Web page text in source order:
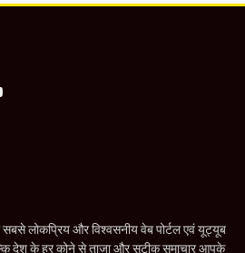
सबसे लोकप्रिय और विश्वसनीय वेब पोर्टल एवं यूट्यूब
देश के हर कोने से ताजा और सटीक समाचार आपके